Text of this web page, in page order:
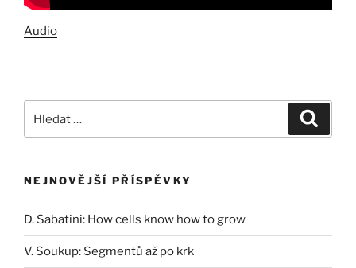
Audio
NEJNOVĚJŠÍ PŘÍSPĚVKY
D. Sabatini: How cells know how to grow
V. Soukup: Segmentů až po krk